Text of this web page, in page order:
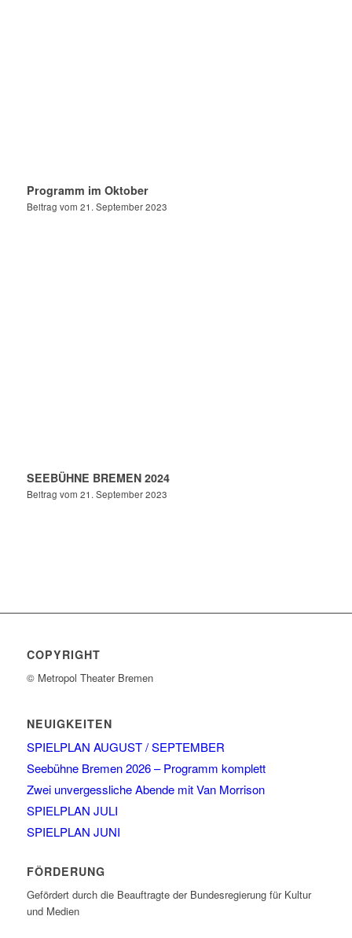
Programm im Oktober
Beitrag vom 21. September 2023
SEEBÜHNE BREMEN 2024
Beitrag vom 21. September 2023
COPYRIGHT
© Metropol Theater Bremen
NEUIGKEITEN
SPIELPLAN AUGUST / SEPTEMBER
Seebühne Bremen 2026 – Programm komplett
Zwei unvergessliche Abende mit Van Morrison
SPIELPLAN JULI
SPIELPLAN JUNI
FÖRDERUNG
Gefördert durch die Beauftragte der Bundesregierung für Kultur
und Medien